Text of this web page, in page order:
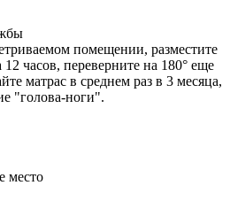
помещении, разместите
часов, переверните на 180° еще
матрас в среднем раз в 3 месяца,
"голова-ноги".
место